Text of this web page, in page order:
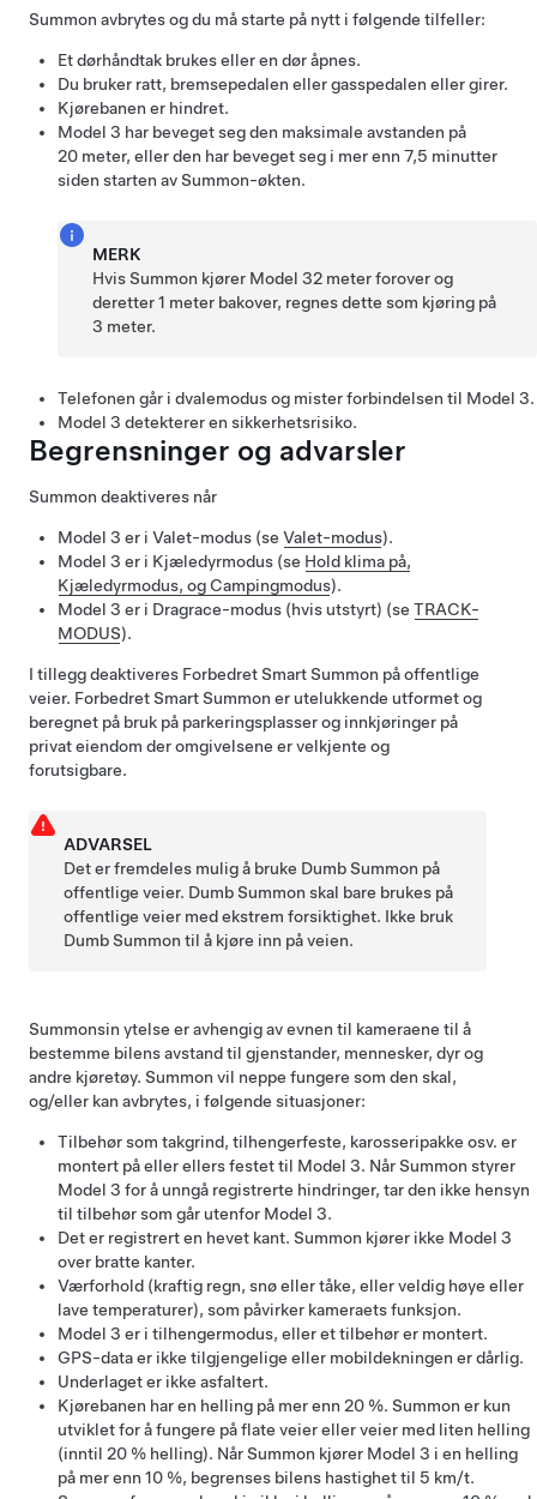
Summon avbrytes og du må starte på nytt i følgende tilfeller:
Et dørhåndtak brukes eller en dør åpnes.
Du bruker ratt, bremsepedalen eller gasspedalen eller girer.
Kjørebanen er hindret.
Model 3 har beveget seg den maksimale avstanden på
20 meter, eller den har beveget seg i mer enn 7,5 minutter
siden starten avSummon-økten.
MERK
HvisSummon kjører Model 32 meterforover og
deretter1 meter bakover, regnes dette som kjøring på
3 meter.
Telefonen går i dvalemodus og mister forbindelsen til Model 3.
Model 3 detekterer en sikkerhetsrisiko.
Begrensninger og advarsler
Summon deaktiveres når
Model 3 er i Valet-modus (se Valet-modus).
Model 3 er i Kjæledyrmodus (se Hold klima på,
Kjæledyrmodus, og Campingmodus).
Model 3 er i Dragrace-modus (hvis utstyrt) (se TRACK-
MODUS).
I tillegg deaktiveres Forbedret Smart Summon på offentlige
veier. Forbedret Smart Summon er utelukkende utformet og
beregnet på bruk på parkeringsplasser og innkjøringer på
privat eiendom der omgivelsene er velkjente og
forutsigbare.
ADVARSEL
Det er fremdeles mulig å bruke Dumb Summon på
offentlige veier. Dumb Summon skal bare brukes på
offentlige veier med ekstrem forsiktighet. Ikke bruk
Dumb Summon til å kjøre inn på veien.
Summonsin ytelse er avhengig av evnen til kameraene til å
bestemme bilens avstand til gjenstander, mennesker, dyr og
andre kjøretøy. Summon vil neppe fungere som den skal,
og/eller kan avbrytes, i følgende situasjoner:
Tilbehør som takgrind, tilhengerfeste, karosseripakke osv. er
montert på eller ellers festet til Model 3. NårSummon styrer
Model 3 for å unngå registrerte hindringer, tar den ikke hensyn
til tilbehør som går utenfor Model 3.
Det er registrert en hevet kant. Summon kjører ikke Model 3
over bratte kanter.
Værforhold (kraftig regn, snø eller tåke, eller veldig høye eller
lave temperaturer), som påvirker kameraets funksjon.
Model 3 er i tilhengermodus, eller et tilbehør er montert.
GPS-data er ikke tilgjengelige eller mobildekningen er dårlig.
Underlaget er ikke asfaltert.
Kjørebanen har en helling på mer enn 20 %. Summon er kun
utviklet for å fungere på flate veier eller veier med liten helling
(inntil 20 % helling). NårSummon kjører Model 3 i en helling
på mer enn 10 %, begrenses bilens hastighet til 5 km/t.